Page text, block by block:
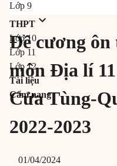
Lớp 9
THPT
Lớp 10
Lớp 11
Lớp 12
Tài liệu
Cẩm nang
Đề cương ôn
môn Địa lí
Cửa Tùng-
2022-2023
01/04/2024